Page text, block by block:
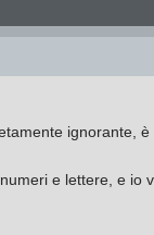
ignorante,
e lettere, e io